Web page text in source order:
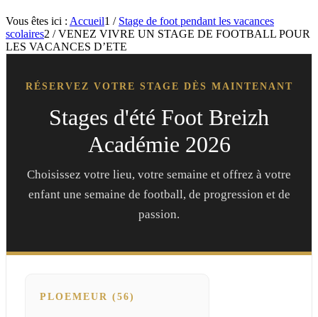
Vous êtes ici : Accueil1 / Stage de foot pendant les vacances
scolaires2 / VENEZ VIVRE UN STAGE DE FOOTBALL POUR
LES VACANCES D’ETE
RÉSERVEZ VOTRE STAGE DÈS MAINTENANT
Stages d'été Foot Breizh
Académie 2026
Choisissez votre lieu, votre semaine et offrez à votre
enfant une semaine de football, de progression et de
passion.
PLOEMEUR (56)